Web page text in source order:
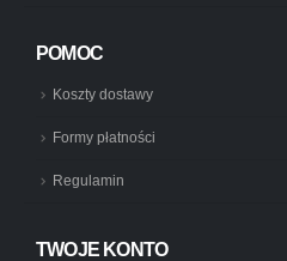
POMOC
Koszty dostawy
Formy płatności
Regulamin
TWOJE KONTO